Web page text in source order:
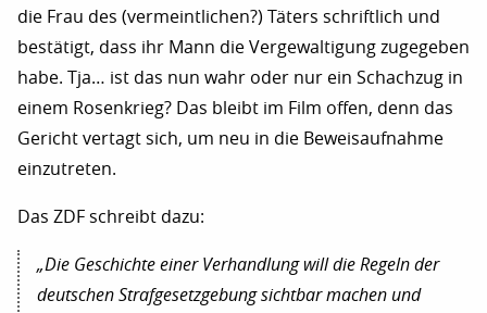
die Frau des (vermeintlichen?) Täters schriftlich und
bestätigt, dass ihr Mann die Vergewaltigung zugegeben
habe. Tja… ist das nun wahr oder nur ein Schachzug in
einem Rosenkrieg? Das bleibt im Film offen, denn das
Gericht vertagt sich, um neu in die Beweisaufnahme
einzutreten.
Das ZDF schreibt dazu:
„Die Geschichte einer Verhandlung will die Regeln der
deutschen Strafgesetzgebung sichtbar machen und